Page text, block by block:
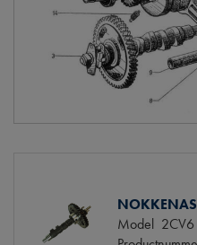
Model 2CV6